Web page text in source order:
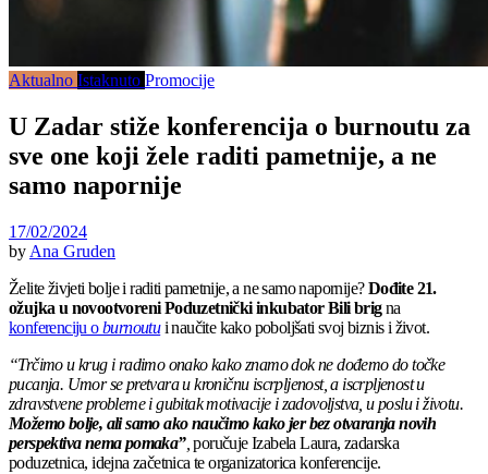
Aktualno Istaknuto Promocije
U Zadar stiže konferencija o burnoutu za
sve one koji žele raditi pametnije, a ne
samo napornije
17/02/2024
by Ana Gruden
Želite živjeti bolje i raditi pametnije, a ne samo napornije?Dođite 21.
ožujka u novootvoreni Poduzetnički inkubator Bili brigna
konferenciju oburnoutui naučite kako poboljšati svoj biznis i život.
“Trčimo u krug i radimo onako kako znamo dok ne dođemo do točke
pucanja. Umor se pretvara u kroničnu iscrpljenost, a iscrpljenost u
zdravstvene probleme i gubitak motivacije i zadovoljstva, u poslu i životu.
Možemo bolje, ali samo ako naučimo kako jer bez otvaranja novih
perspektiva nema pomaka”, poručuje Izabela Laura, zadarska
poduzetnica, idejna začetnica te organizatorica konferencije.